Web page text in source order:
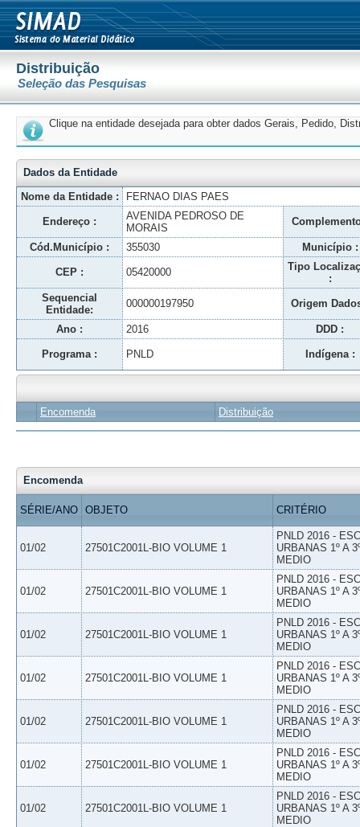
Distribuição
Seleção das Pesquisas
Clique na entidade desejada para obter dados Gerais, Pedido,
Dados da Entidade
Nome da Entidade :
FERNAO DIAS PAES
Endereço :
AVENIDA PEDROSO DE
MORAIS
Cód.Município : 355030 Município :
CEP : 05420000
Tipo
:
Sequencial
Entidade:
000000197950 Origem
Ano : 2016 DDD :
Programa : PNLD Indígena :
Encomenda Distribuição
Encomenda
SÉRIE/ANO OBJETO CRITÉRIO
01/02 27501C2001L-BIO VOLUME 1
PNLD 2016 -
URBANAS 1º A
MEDIO
01/02 27501C2001L-BIO VOLUME 1
PNLD 2016 -
URBANAS 1º A
MEDIO
01/02 27501C2001L-BIO VOLUME 1
PNLD 2016 -
URBANAS 1º A
MEDIO
01/02 27501C2001L-BIO VOLUME 1
PNLD 2016 -
URBANAS 1º A
MEDIO
01/02 27501C2001L-BIO VOLUME 1
PNLD 2016 -
URBANAS 1º A
MEDIO
01/02 27501C2001L-BIO VOLUME 1
PNLD 2016 -
URBANAS 1º A
MEDIO
01/02 27501C2001L-BIO VOLUME 1
PNLD 2016 -
URBANAS 1º A
MEDIO